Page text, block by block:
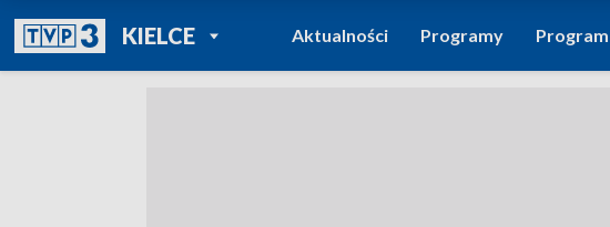
KIELCEPOWRÓT DO
TVP REGIONY
Aktualności Programy